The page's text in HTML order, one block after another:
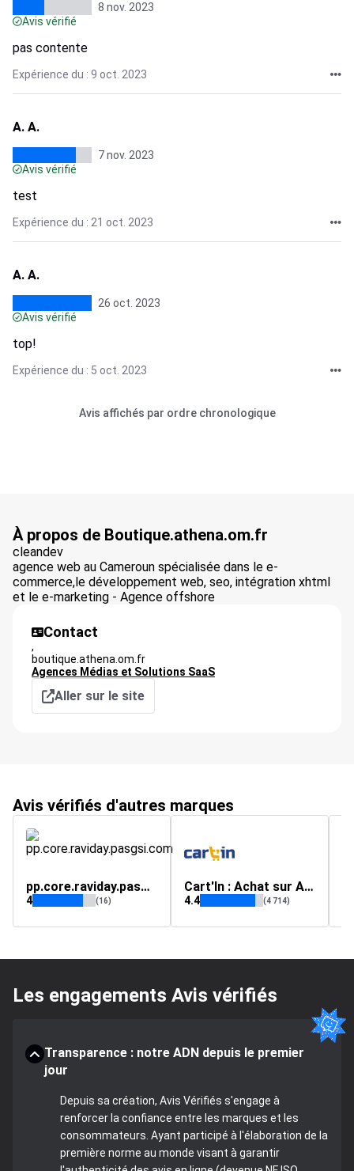
8 nov. 2023
Avis vérifié
pas contente
Expérience du : 9 oct. 2023
A. A.
7 nov. 2023
Avis vérifié
test
Expérience du : 21 oct. 2023
A. A.
26 oct. 2023
Avis vérifié
top!
Expérience du : 5 oct. 2023
Avis affichés par ordre chronologique
À propos de Boutique.athena.om.fr
cleandev
agence web au Cameroun spécialisée dans le e-
commerce,le développement web, seo, intégration xhtml
et le e-marketing - Agence offshore
Contact
,
boutique.athena.om.fr
Agences Médias et Solutions SaaS
Aller sur le site
Avis vérifiés d'autres marques
pp.core.raviday.pasgsi.com
4 (16)
Cart'In : Achat sur Amazon, livraison en Afrique et Dom Tom
4.4 (4 714)
Les engagements Avis vérifiés
Transparence : notre ADN depuis le premier
jour
Depuis sa création, Avis Vérifiés s'engage à
renforcer la confiance entre les marques et les
consommateurs. Ayant participé à l'élaboration de la
première norme au monde visant à garantir